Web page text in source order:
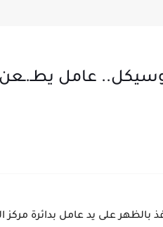
عامل يطـ.ـعن
على يد عامل بدائرة مركز